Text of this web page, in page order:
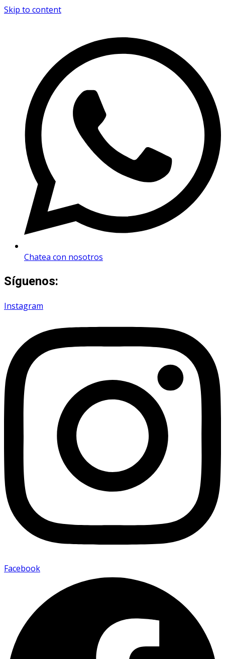
Skip to content
Chatea con nosotros
Síguenos:
Instagram
Facebook